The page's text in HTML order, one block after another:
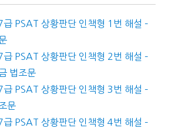
PSAT 상황판단 인책형 1번 해설 –
PSAT 상황판단 인책형 2번 해설 –
법조문
PSAT 상황판단 인책형 3번 해설 –
문
PSAT 상황판단 인책형 4번 해설 –